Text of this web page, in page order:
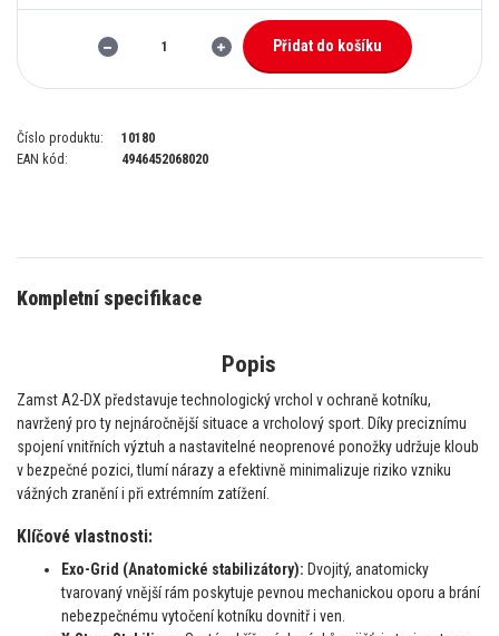
Přidat do košíku
Číslo produktu:
10180
EAN kód:
4946452068020
Kompletní specifikace
Popis
Zamst A2-DX představuje technologický vrchol v ochraně kotníku,
navržený pro ty nejnáročnější situace a vrcholový sport. Díky preciznímu
spojení vnitřních výztuh a nastavitelné neoprenové ponožky udržuje kloub
v bezpečné pozici, tlumí nárazy a efektivně minimalizuje riziko vzniku
vážných zranění i při extrémním zatížení.
Klíčové vlastnosti:
Exo-Grid (Anatomické stabilizátory): Dvojitý, anatomicky
tvarovaný vnější rám poskytuje pevnou mechanickou oporu a brání
nebezpečnému vytočení kotníku dovnitř i ven.